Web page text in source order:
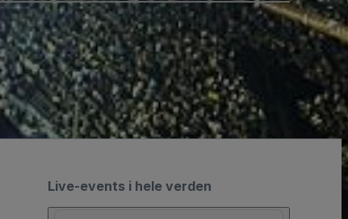
Live-events i hele verden